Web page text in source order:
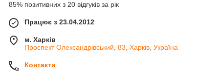
85% позитивних з 20 відгуків за рік
Працює з 23.04.2012
м. Харків
Проспект Олександрівський, 83, Харків, Україна
Контакти